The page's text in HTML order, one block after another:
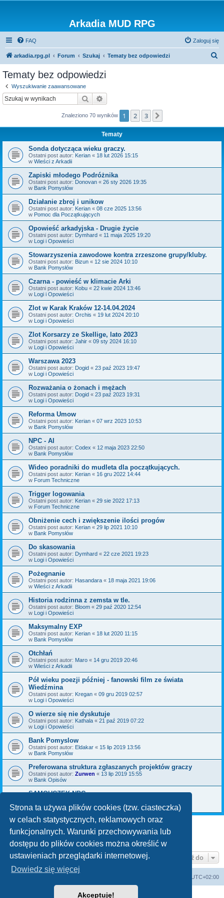
Strona ta używa plików cookies (tzw. ciasteczka)
w celach statystycznych, reklamowych oraz
funkcjonalnych. Warunki przechowywania lub
dostępu do plików cookies można określić w
ustawieniach przeglądarki internetowej.
Dowiedz się więcej
Akceptuję!
Arkadia MUD RPG
FAQ Zaloguj się
arkadia.rpg.pl Forum Szukaj Tematy bez odpowiedzi
Tematy bez odpowiedzi
Wyszukiwanie zaawansowane
Szukaj
Znaleziono 70 wyników 1 2 3
Tematy
Sonda dotycząca wieku graczy.
Ostatni post autor: Kerian « 18 lut 2026 15:15
w Wieści z Arkadii
Zapiski młodego Podróżnika
Ostatni post autor: Donovan « 26 sty 2026 19:35
w Bank Pomysłów
Działanie zbroj i unikow
Ostatni post autor: Kerian « 08 cze 2025 13:56
w Pomoc dla Początkujących
Opowieść arkadyjska - Drugie życie
Ostatni post autor: Dymhard « 11 maja 2025 19:20
w Logi i Opowieści
Stowarzyszenia zawodowe kontra zrzeszone grupy/kluby.
Ostatni post autor: Bizun « 12 sie 2024 10:10
w Bank Pomysłów
Czarna - powieść w klimacie Arki
Ostatni post autor: Kobu « 22 kwie 2024 13:46
w Logi i Opowieści
Zlot w Karak Kraków 12-14.04.2024
Ostatni post autor: Orchis « 19 lut 2024 20:10
w Logi i Opowieści
Zlot Korsarzy ze Skellige, lato 2023
Ostatni post autor: Jahir « 09 sty 2024 16:10
w Logi i Opowieści
Warszawa 2023
Ostatni post autor: Dogid « 23 paź 2023 19:47
w Logi i Opowieści
Rozważania o żonach i mężach
Ostatni post autor: Dogid « 23 paź 2023 19:31
w Logi i Opowieści
Reforma Umow
Ostatni post autor: Kerian « 07 wrz 2023 10:53
w Bank Pomysłów
NPC - AI
Ostatni post autor: Codex « 12 maja 2023 22:50
w Bank Pomysłów
Wideo poradniki do mudleta dla początkujących.
Ostatni post autor: Kerian « 16 gru 2022 14:44
w Forum Techniczne
Trigger logowania
Ostatni post autor: Kerian « 29 sie 2022 17:13
w Forum Techniczne
Obniżenie cech i zwiększenie ilości progów
Ostatni post autor: Kerian « 29 lip 2021 10:10
w Bank Pomysłów
Do skasowania
Ostatni post autor: Dymhard « 22 cze 2021 19:23
w Logi i Opowieści
Pożegnanie
Ostatni post autor: Hasandara « 18 maja 2021 19:06
w Wieści z Arkadii
Historia rodzinna z zemsta w tle.
Ostatni post autor: Bloom « 29 paź 2020 12:54
w Logi i Opowieści
Maksymalny EXP
Ostatni post autor: Kerian « 18 lut 2020 11:15
w Bank Pomysłów
Otchłań
Ostatni post autor: Maro « 14 gru 2019 20:46
w Wieści z Arkadii
Pół wieku poezji później - fanowski film ze świata
Wiedźmina
Ostatni post autor: Kregan « 09 gru 2019 02:57
w Logi i Opowieści
O wierze się nie dyskutuje
Ostatni post autor: Kathala « 21 paź 2019 07:22
w Logi i Opowieści
Bank Pomyslow
Ostatni post autor: Eldakar « 15 lip 2019 13:56
w Bank Pomysłów
Preferowana struktura zgłaszanych projektów graczy
Ostatni post autor: Zurwen « 13 lip 2019 15:55
w Bank Opisów
SAMOUCZEK NPC
w Bank Pomysłów
Znaleziono 70 wyników 2
Przejdź do
UTC+02:00
Technologię dostarczaphpBB® Forum Software © phpBB Limited